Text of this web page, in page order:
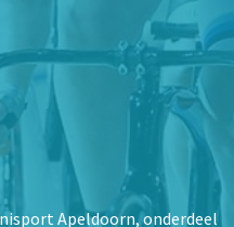
Apeldoorn, onderdeel